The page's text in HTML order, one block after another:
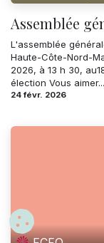
Assemblée
L'assemblée
Haute-Côte-Nord-
2026, à 13 h 30,
élection Vous aimer...
24 févr. 2026